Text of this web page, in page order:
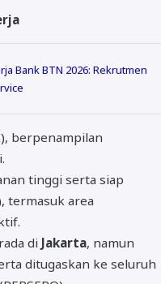
Bank BTN 2026: Rekrutmen
berpenampilan
tinggi serta siap
termasuk area
di Jakarta, namun
ditugaskan ke seluruh